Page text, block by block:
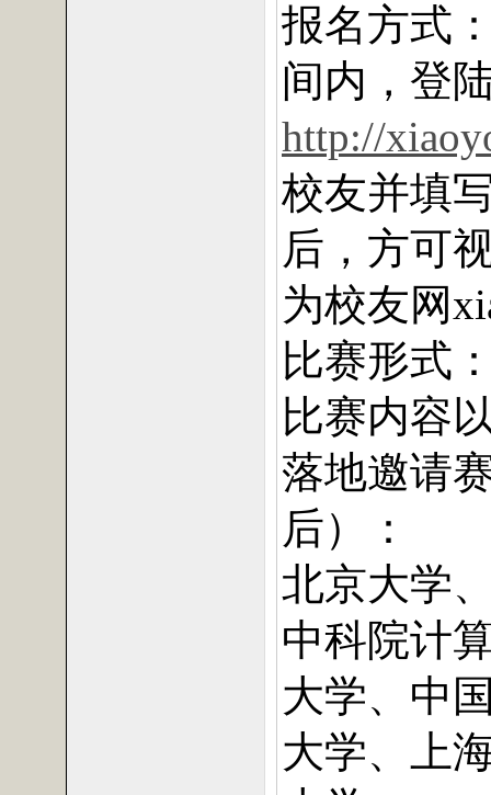
报名方式
间内，登
http://
校友并填
后，方可
为校友网
比赛形式
比赛内容
落地邀请
后）：
北京大学
中科院计
大学、中
大学、上